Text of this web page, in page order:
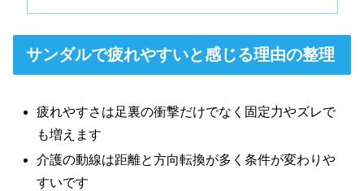
サンダルで疲れやすいと感じる理由の整理
疲れやすさは足裏の衝撃だけでなく固定力やズレで
も増えます
介護の動線は距離と方向転換が多く条件が変わりや
すいです